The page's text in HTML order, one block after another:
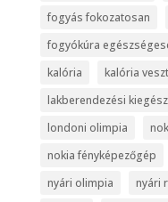
fogyás fokozatosan
fogyókúra
kalória
kalória
lakberendezési
londoni olimpia
nokia fényképezőgép
nyári olimpia
nyári